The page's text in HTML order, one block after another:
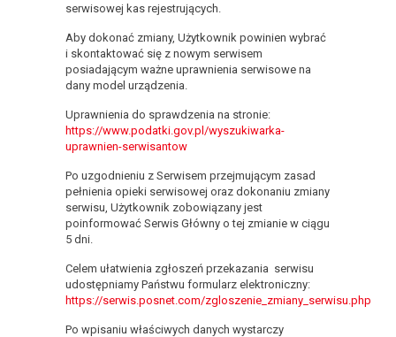
serwisowej kas rejestrujących.
Aby dokonać zmiany, Użytkownik powinien wybrać
i skontaktować się z nowym serwisem
posiadającym ważne uprawnienia serwisowe na
dany model urządzenia.
Uprawnienia do sprawdzenia na stronie:
https://www.podatki.gov.pl/wyszukiwarka-
uprawnien-serwisantow
Po uzgodnieniu z Serwisem przejmującym zasad
pełnienia opieki serwisowej oraz dokonaniu zmiany
serwisu, Użytkownik zobowiązany jest
poinformować Serwis Główny o tej zmianie w ciągu
5 dni.
Celem ułatwienia zgłoszeń przekazania serwisu
udostępniamy Państwu formularz elektroniczny:
https://serwis.posnet.com/zgloszenie_zmiany_serwisu.php
Po wpisaniu właściwych danych wystarczy